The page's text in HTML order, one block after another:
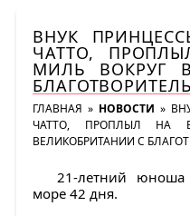
ВНУК
ЧАТТО,
МИЛЬ ВОКРУГ
ГЛАВНАЯ » НОВОСТИ »
ЧАТТО, ПРОПЛЫЛ НА
ВЕЛИКОБРИТАНИИ С
21-летний
море 42 дня.